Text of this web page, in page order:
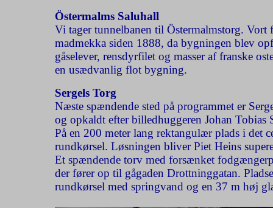
Östermalms Saluhall
Vi tager tunnelbanen til Östermalmstorg.
madmekka siden 1888, da bygningen blev
gåselever, rensdyrfilet og masser af franske
en usædvanlig flot bygning.
Sergels Torg
Næste spændende sted på programmet er
og opkaldt efter billedhuggeren Johan Tobias
På en 200 meter lang rektangulær plads i det
rundkørsel. Løsningen bliver Piet Heins
Et spændende torv med forsænket
der fører op til gågaden Drottninggatan.
rundkørsel med springvand og en 37 m høj